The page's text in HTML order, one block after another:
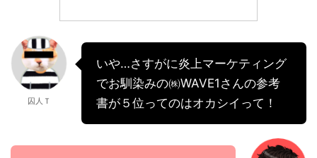
囚人Ｔ
いや…さすがに炎上マーケティング
でお馴染みの㈱WAVE1さんの参考
書が５位ってのはオカシイって！